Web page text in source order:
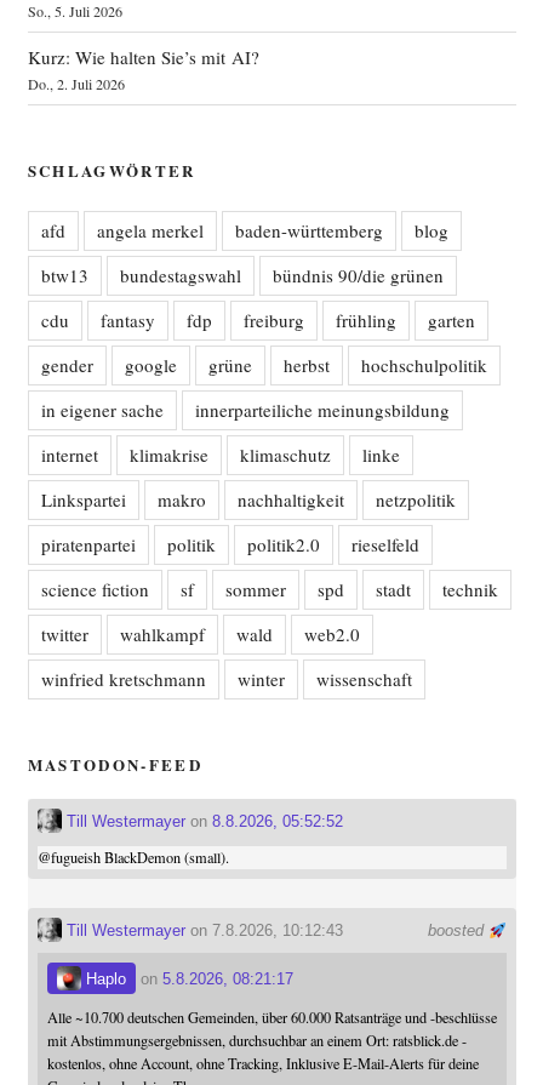
So., 5. Juli 2026
Kurz: Wie halten Sie’s mit AI?
Do., 2. Juli 2026
SCHLAGWÖRTER
afd angela merkel baden-württemberg
blog
btw13
bundestagswahl
bündnis 90/die grünen
cdu
fantasy fdp freiburg frühling
garten
gender
google grüne herbst
hochschulpolitik
in eigener sache
innerparteiliche meinungsbildung
internet
klimakrise klimaschutz
linke
Linkspartei
makro nachhaltigkeit
netzpolitik
piratenpartei
politik politik2.0
rieselfeld
science fiction
sf sommer spd stadt
technik
twitter
wahlkampf wald
web2.0
winfried kretschmann
winter wissenschaft
MASTODON-FEED
Till Westermayeron 8.8.2026, 05:52:52
@fugueishBlackDemon (small).
boosted
Till Westermayeron 7.8.2026, 10:12:43
Haplo on 5.8.2026, 08:21:17
Alle ~10.700 deutschen Gemeinden, über 60.000 Ratsanträge und -beschlüsse
mit Abstimmungsergebnissen, durchsuchbar an einem Ort: ratsblick.de -
kostenlos, ohne Account, ohne Tracking, Inklusive E-Mail-Alerts für deine